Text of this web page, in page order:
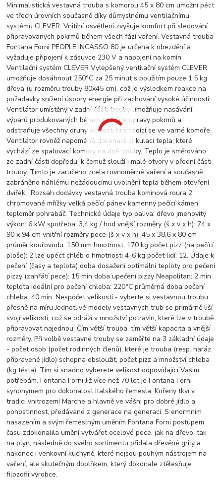
Minimalistická vestavná trouba s komorou 45 x 80 cm umožní péct
ve třech úrovních současně díky důmyslnému ventilačnímu
systému CLEVER. Vnitřní osvětlení zvyšuje komfort při sledování
připravovaných pokrmů během všech fází vaření. Vestavná trouba
Fontana Forni PEOPLE INCASSO 80 je určena k obezdění a
vyžaduje připojení k zásuvce 230 V a napojení na komín.
Ventilační systém CLEVER Vylepšený ventilační systém CLEVER
umožňuje dosáhnout 250°C za 25 minut s použitím pouze 1,5 kg
dřeva (u rozměru trouby 80x45 cm), což je výsledkem reakce na
požadavky snížení úspory energie při zachování vysoké účinnosti.
Ventilátor umístěný v zadní části trouby umožňuje nasávání
výparů produkovaných během tepelné úpravy pokrmů a
odstraňuje všechny druhy vlhkosti hromadící se ve varné komoře.
Ventilátor rovněž napomáhá dokonalé cirkulaci tepla, které
vychází ze spalovací komory na dně trouby. Teplo je směrováno
ze zadní části dopředu, k čemuž slouží i malé otvory v přední části
trouby. Tímto je zaručeno zcela rovnoměrné vaření a současně
zabráněno náhlému nežádoucímu uvolnění tepla během otevření
dvířek. Rozsah dodávky vestavná trouba komínová roura 2
chromované mřížky velká pečící pánev kamenný pečící kámen
teploměr pohrabáč. Technické údaje typ paliva: dřevo jmenovitý
výkon: 6 kW spotřeba: 3,4 kg / hod vnější rozměry (š x v x h): 74 x
90 x 94 cm vnitřní rozměry pece (š x v x h): 45 x 38,6 x 80 cm
průměr kouřovodu: 150 mm hmotnost: 170 kg počet pizz (na pečící
ploše): 2 lze upéct chléb o hmotnosti 4-6 kg počet lidí: 12. Údaje k
pečení (časy a teplota) doba dosažení optimální teploty pro pečení
pizzy (zahřátí pece): 15 min doba upečení pizzy Neapolitan: 2 min
teplota ideální pro pečení chleba: 220°C průměrná doba pečení
chleba: 40 min. Nespočet velikostí - vyberte si vestavnou troubu
přesně na míru Jednotlivé modely vestavných trub se primárně liší
svojí velikostí, což se odráží v množství potravin, které lze v troubě
připravovat najednou. Čím větší trouba, tím větší kapacita a vnější
rozměry. Při volbě vestavné trouby se zaměřte na 3 základní údaje
- počet osob (počet rodinných členů), které je trouba (resp. naráz
připravené jídlo) schopna obsloužit, počet pizz a množství chleba
(kg těsta). Tím si snadno vyberete velikost odpovídající Vašim
potřebám. Fontana Forni Již více než 70 let je Fontana Forni
synonymem pro dokonalost italského řemesla. Kořeny tkví v
tradici vnitrozemí Marche a hlavně ve vášni pro dobré jídlo a
pohostinnost, předávané z generace na generaci. S enormním
nasazením a svým řemeslným uměním Fontana Forni postupem
času zdokonalila umění vytvářet ocelové pece, jak na dřevo, tak
na plyn, následně do svého sortimentu přidala dřevěné grily a
nakonec i venkovní kuchyně, které nejsou pouhým nástrojem na
vaření, ale skutečným doplňkem, který dokonale ztělesňuje
filozofii výrobce.